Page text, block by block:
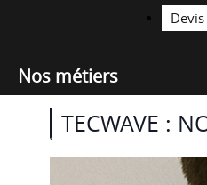
Nos métiers
TECWAVE :